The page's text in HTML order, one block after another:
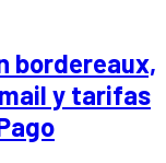
bordereaux,
y tarifas